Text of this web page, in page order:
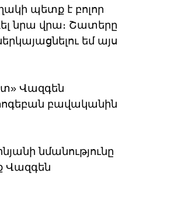
պետք է բոլոր
նրա վրա։ Շատերը
եմ այս
Վազգեն
բավականին
նմանությունը
Վազգեն